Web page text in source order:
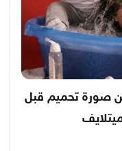
صورة تحميم قبل